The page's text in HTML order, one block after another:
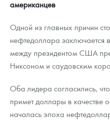
американцев
Одной из главных причин
нефтедоллара заключается
между президентом США
Никсоном и саудовским
Оба лидера согласились,
примет доллары в качестве
началась эпоха